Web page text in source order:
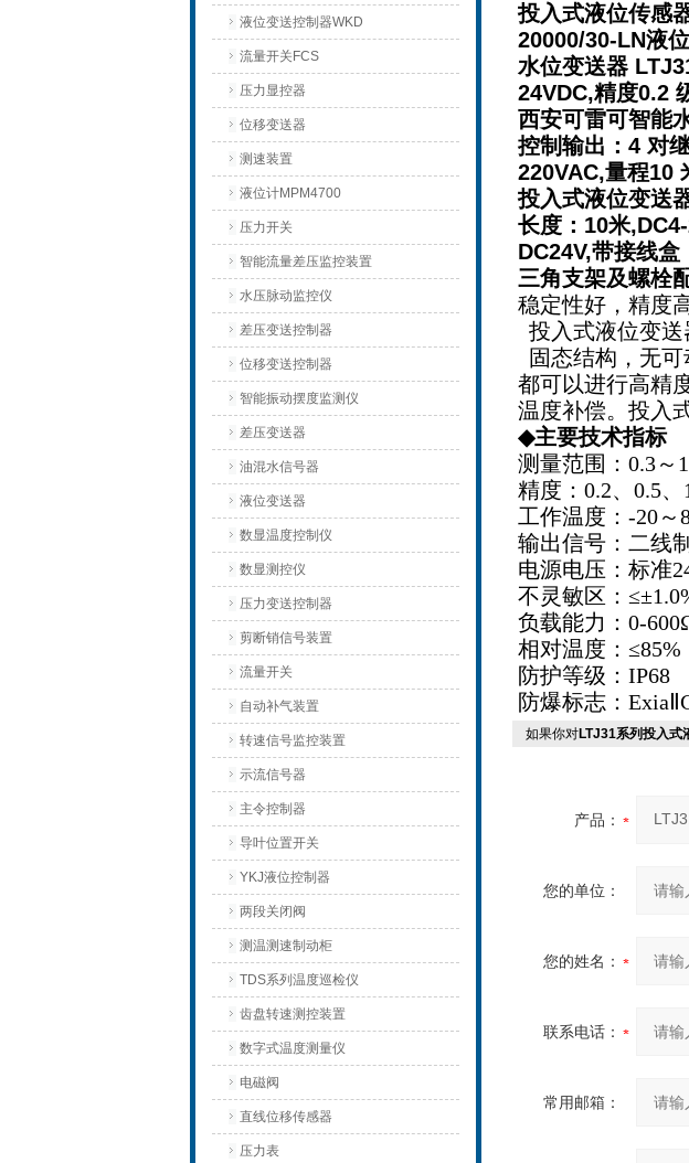
液位变送控制器WKD
流量开关FCS
压力显控器
位移变送器
测速装置
液位计MPM4700
压力开关
智能流量差压监控装置
水压脉动监控仪
差压变送控制器
位移变送控制器
智能振动摆度监测仪
差压变送器
油混水信号器
液位变送器
数显温度控制仪
数显测控仪
压力变送控制器
剪断销信号装置
流量开关
自动补气装置
转速信号监控装置
示流信号器
主令控制器
导叶位置开关
YKJ液位控制器
两段关闭阀
测温测速制动柜
TDS系列温度巡检仪
齿盘转速测控装置
数字式温度测量仪
电磁阀
直线位移传感器
压力表
投入式液位传感
20000/30-LN液
水位变送器
24VDC,精度0.2
西安可雷可智能
控制输出：4 对
220VAC,量程10
投入式液位变送
长度：10米
DC24V,带接线
三角支架及螺栓
稳定性好，精度
投入式液位变送
固态结构，无
都可以进行高精
温度补偿。投入
◆主要技术指标
测量范围： 0.3～
精度： 0.2、 0.5、
工作温度： -20～
输出信号：二线制
电源电压：标准
不灵敏区：≤±
负载能力： 0-600
相对温度：≤85%
防护等级： IP68
防爆标志： Exia
如果你对LTJ31系列投入
产品：
您的单位：
您的姓名：
联系电话：
常用邮箱：